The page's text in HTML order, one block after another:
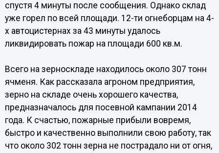
спустя 4 минуты после сообщения. Однако склад
уже горел по всей площади. 12-ти огнеборцам на 4-
х автоцистернах за 43 минуты удалось
ликвидировать пожар на площади 600 кв.м.
Всего на зерноскладе находилось около 307 тонн
ячменя. Как рассказала агроном предприятия,
зерно на складе очень хорошего качества,
предназначалось для посевной кампании 2014
года. К счастью, пожарные прибыли вовремя,
быстро и качественно выполнили свою работу, так
что около 302 тонн зерна не пострадало ни от огня,